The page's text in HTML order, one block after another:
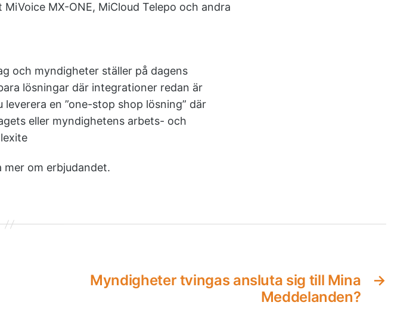
MX-ONE, MiCloud Telepo och andra
och myndigheter ställer på dagens
lösningar där integrationer redan är
en ”one-stop shop lösning” där
eller myndighetens arbets- och
om erbjudandet.
→
Myndigheter tvingas ansluta sig till Mina
Meddelanden?